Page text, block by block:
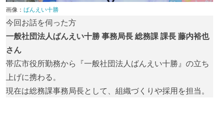
画像： ばんえい十勝
今回お話を伺った方
一般社団法人ばんえい十勝 事務局長 総務課 課長 藤内裕也
さん
帯広市役所勤務から『一般社団法人ばんえい十勝』の立ち
上げに携わる。
現在は総務課事務局長として、組織づくりや採用を担当。